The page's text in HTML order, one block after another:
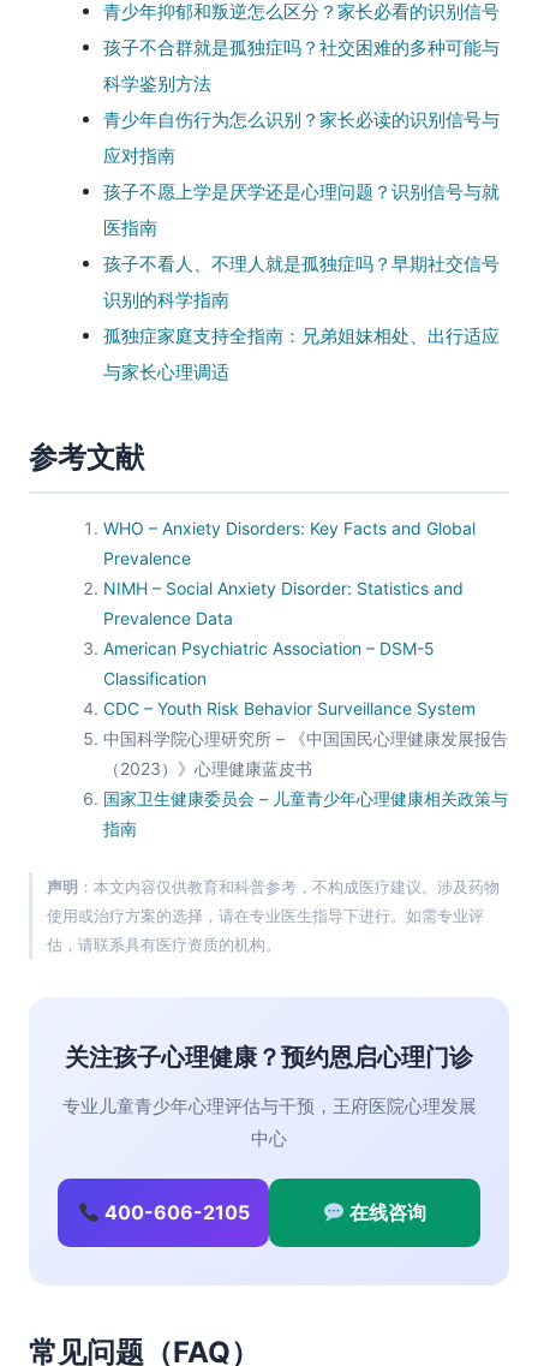
青少年抑郁和叛逆怎么区分？家长必看的识别信号
孩子不合群就是孤独症吗？社交困难的多种可能与
科学鉴别方法
青少年自伤行为怎么识别？家长必读的识别信号与
应对指南
孩子不愿上学是厌学还是心理问题？识别信号与就
医指南
孩子不看人、不理人就是孤独症吗？早期社交信号
识别的科学指南
孤独症家庭支持全指南：兄弟姐妹相处、出行适应
与家长心理调适
参考文献
WHO – Anxiety Disorders: Key Facts and Global
Prevalence
NIMH – Social Anxiety Disorder: Statistics and
Prevalence Data
American Psychiatric Association – DSM-5
Classification
CDC – Youth Risk Behavior Surveillance System
中国科学院心理研究所 – 《中国国民心理健康发展报告
（2023）》心理健康蓝皮书
国家卫生健康委员会 – 儿童青少年心理健康相关政策与
指南
声明 ：本文内容仅供教育和科普参考，不构成医疗建议。涉及药物
使用或治疗方案的选择，请在专业医生指导下进行。如需专业评
估，请联系具有医疗资质的机构。
关注孩子心理健康？预约恩启心理门诊
专业儿童青少年心理评估与干预，王府医院心理发展
中心
400-606-2105 在线咨询
常见问题（FAQ）